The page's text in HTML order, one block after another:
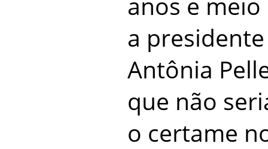
a
Antônia
que não
o certame